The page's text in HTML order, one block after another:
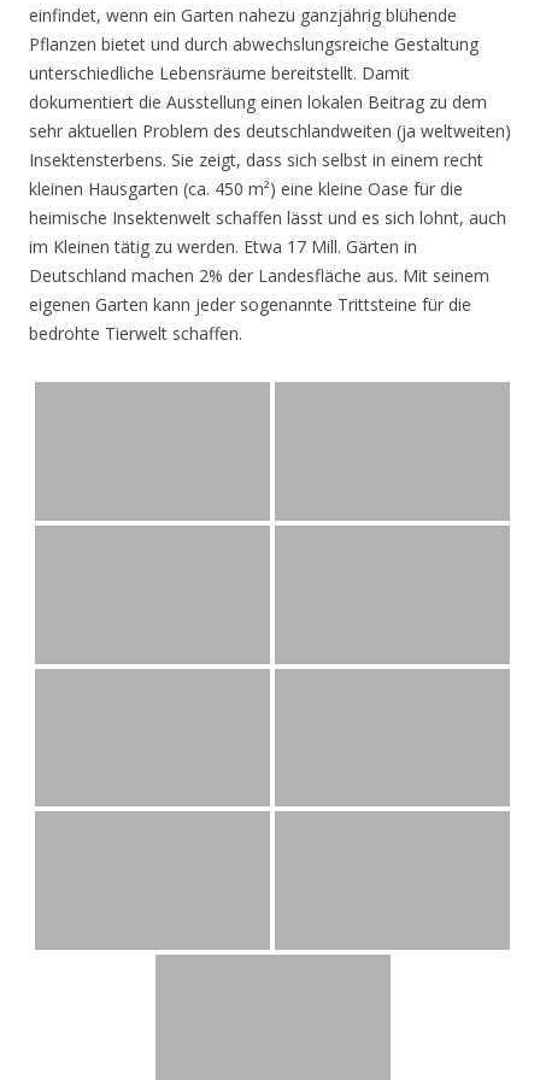
einfindet, wenn ein Garten nahezu ganzjährig blühende
Pflanzen bietet und durch abwechslungsreiche Gestaltung
unterschiedliche Lebensräume bereitstellt. Damit
dokumentiert die Ausstellung einen lokalen Beitrag zu dem
sehr aktuellen Problem des deutschlandweiten (ja weltweiten)
Insektensterbens. Sie zeigt, dass sich selbst in einem recht
kleinen Hausgarten (ca. 450 m²) eine kleine Oase für die
heimische Insektenwelt schaffen lässt und es sich lohnt, auch
im Kleinen tätig zu werden. Etwa 17 Mill. Gärten in
Deutschland machen 2% der Landesfläche aus. Mit seinem
eigenen Garten kann jeder sogenannte Trittsteine für die
bedrohte Tierwelt schaffen.